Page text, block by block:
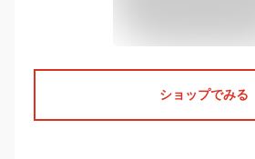
ショップでみる